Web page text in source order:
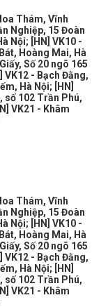
Thám, Vĩnh
Nghiệp, 15 Đoàn
Nội;
[HN] VK10 -
Hoàng Mai, Hà
Số 20 ngõ 165
VK12 - Bạch Đằng,
Hà Nội;
[HN]
số 102 Trần Phú,
VK21 - Khâm
Thám, Vĩnh
Nghiệp, 15 Đoàn
Nội;
[HN] VK10 -
Hoàng Mai, Hà
Số 20 ngõ 165
VK12 - Bạch Đằng,
Hà Nội;
[HN]
số 102 Trần Phú,
VK21 - Khâm